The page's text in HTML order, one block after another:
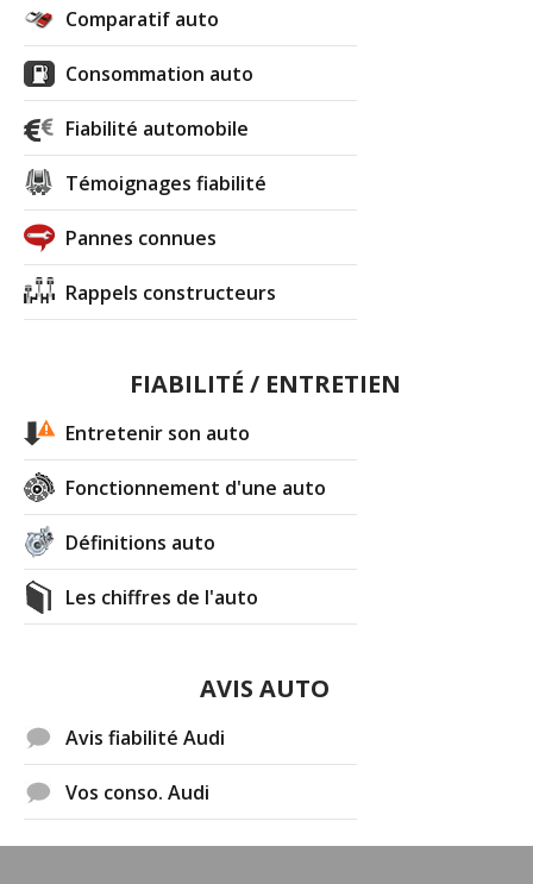
Comparatif auto
Consommation auto
Fiabilité automobile
Témoignages fiabilité
Pannes connues
Rappels constructeurs
FIABILITÉ / ENTRETIEN
Entretenir son auto
Fonctionnement d'une auto
Définitions auto
Les chiffres de l'auto
AVIS AUTO
Avis fiabilité Audi
Vos conso. Audi